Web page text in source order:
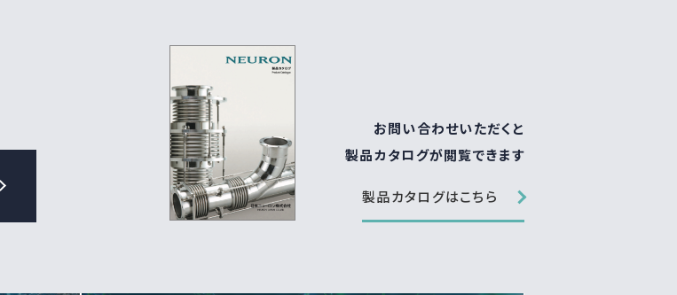
お問い合わせいただくと
製品カタログが閲覧できます
製品カタログはこちら